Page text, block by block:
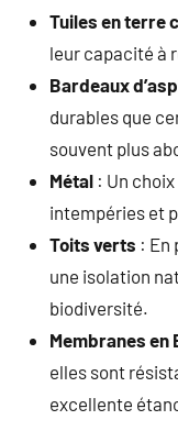
Tuiles en terre
leur capacité à
Bardeaux
durables que
souvent plus
Métal : Un
intempéries et
Toits verts : En
une isolation
biodiversité.
Membranes en
elles sont
excellente